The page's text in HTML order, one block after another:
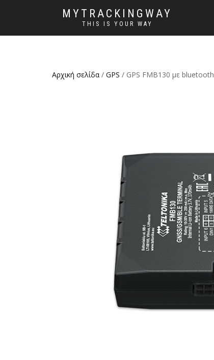
MYTRACKINGWAY
THIS IS YOUR WAY
Αρχική σελίδα / GPS / GPS FMB130 με bluetooth